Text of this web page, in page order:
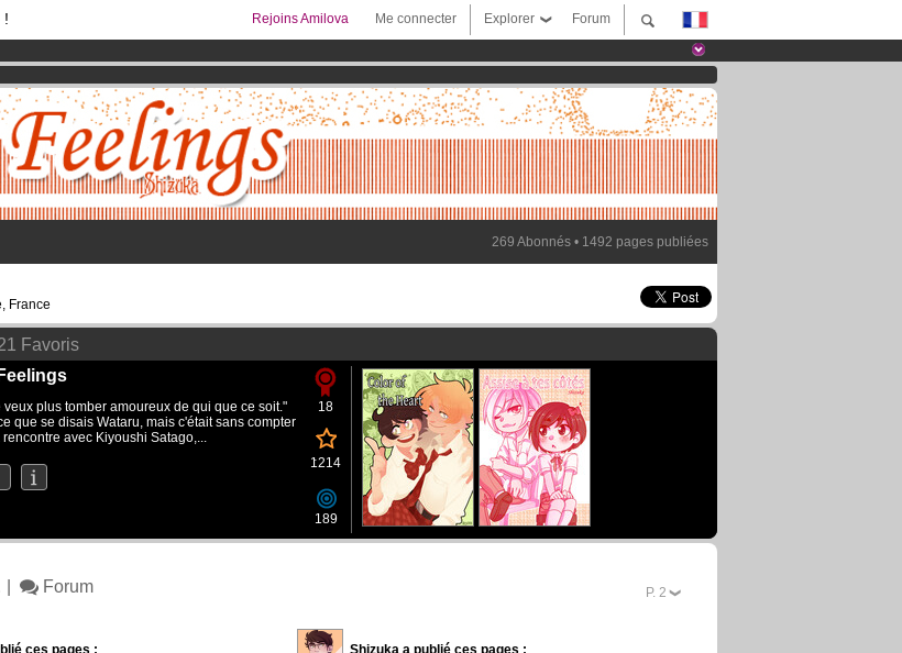
! Forum
Explorer
Me connecter
Rejoins Amilova
!Clique ici pour t'abonner
269 Abonnés • 1492 pages publiées
France
Favoris
18
1214
189
veux plus tomber amoureux de qui que ce soit."
que se disais Wataru, mais c'était sans compter
rencontre avec Kiyoushi Satago,...
P. 2
Forum
ces pages : Shizuka a publié ces pages :